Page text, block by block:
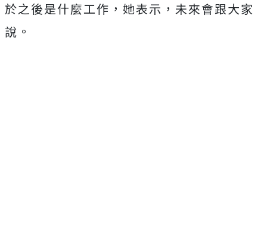
於之後是什麼工作，她表示，未來會跟大家
說。